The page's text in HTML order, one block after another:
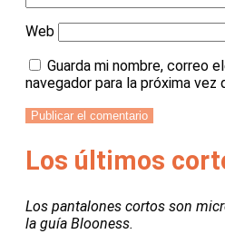
Web
Guarda mi nombre, correo
navegador para la próxima vez
Los últimos
Los pantalones cortos son
la guía Blooness.